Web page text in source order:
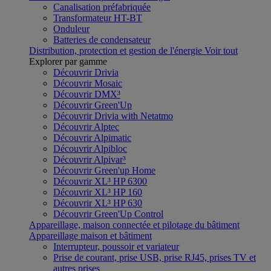
Canalisation préfabriquée
Transformateur HT-BT
Onduleur
Batteries de condensateur
Distribution, protection et gestion de l'énergie Voir tout
Explorer par gamme
Découvrir Drivia
Découvrir Mosaic
Découvrir DMX³
Découvrir Green'Up
Découvrir Drivia with Netatmo
Découvrir Alptec
Découvrir Alpimatic
Découvrir Alpibloc
Découvrir Alpivar³
Découvrir Green'up Home
Découvrir XL³ HP 6300
Découvrir XL³ HP 160
Découvrir XL³ HP 630
Découvrir Green'Up Control
Appareillage, maison connectée et pilotage du bâtiment
Appareillage maison et bâtiment
Interrupteur, poussoir et variateur
Prise de courant, prise USB, prise RJ45, prises TV et
autres prises